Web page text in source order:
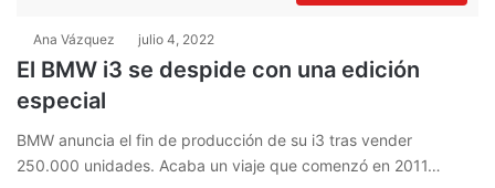
Ana Vázquez julio 4, 2022
El BMW i3 se despide con una edición
especial
BMW anuncia el fin de producción de su i3 tras vender
250.000 unidades. Acaba un viaje que comenzó en 2011…